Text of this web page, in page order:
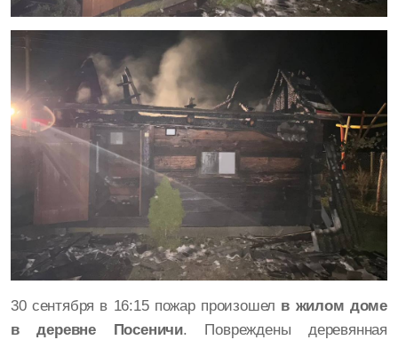
30 сентября в 16:15 пожар произошел в жилом доме
в деревне Посеничи. Повреждены деревянная